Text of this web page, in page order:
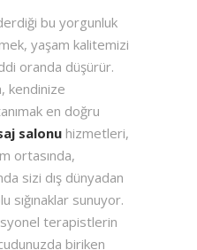
bu yorgunluk
yaşam kalitemizi
oranda düşürür.
kendinize
en doğru
salonu hizmetleri,
ortasında,
sizi dış dünyadan
sığınaklar sunuyor.
terapistlerin
biriken